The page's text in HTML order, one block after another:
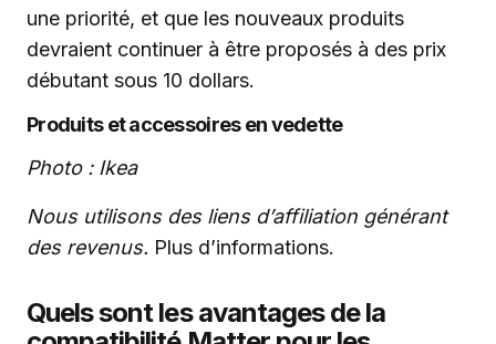
une priorité, et que les nouveaux produits
devraient continuer à être proposés à des prix
débutant sous 10 dollars.
Produits et accessoires en vedette
Photo : Ikea
Nous utilisons des liens d’affiliation générant
des revenus. Plus d’informations.
Quels sont les avantages de la